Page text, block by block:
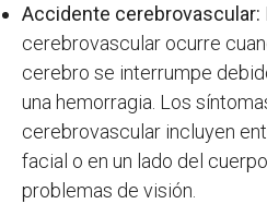
Accidente cerebrovascular:
cerebrovascular ocurre
cerebro se interrumpe
una hemorragia. Los
cerebrovascular incluyen
facial o en un lado del
problemas de visión.